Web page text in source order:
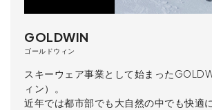
GOLDWIN
ゴールドウィン
スキーウェア事業として始まった
ィン）。
近年では都市部でも大自然の中でも快適